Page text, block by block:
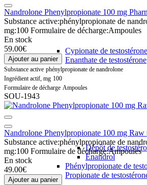
Cypionate de testostérone
Enanthate de testostérone
Dépôt de
Énandrol
Phénylpropionate de
Propionate de
Nandrolone Phenylpropionate 100 mg
Substance active:phénylpropionate de
mg:100 Formulaire de décharge:Ampoules
En stock
59.00€
Ajouter au panier
Substance active phénylpropionate de nandrolone
Ingrédient actif, mg 100
Formulaire de décharge Ampoules
SOU-1943
Nandrolone Phenylpropionate 100 mg Raw
Substance active:phénylpropionate de
mg:100 Formulaire de décharge:Ampoules
En stock
49.00€
Ajouter au panier